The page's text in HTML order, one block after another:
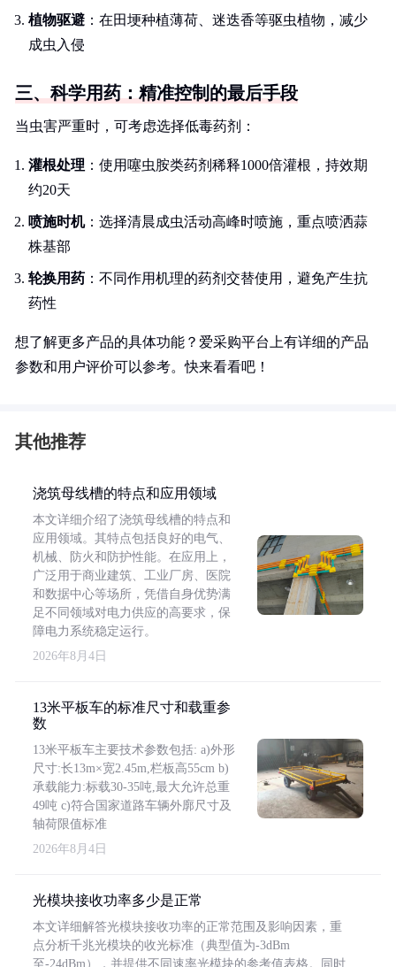
植物驱避 ：在田埂种植薄荷、迷迭香等驱虫植物，减少
成虫入侵
三、科学用药：精准控制的最后手段
当虫害严重时，可考虑选择低毒药剂：
灌根处理 ：使用噻虫胺类药剂稀释1000倍灌根，持效期
约20天
喷施时机：选择清晨成虫活动高峰时喷施，重点喷洒蒜
株基部
轮换用药 ：不同作用机理的药剂交替使用，避免产生抗
药性
想了解更多产品的具体功能？爱采购平台上有详细的产品
参数和用户评价可以参考。快来看看吧！
其他推荐
浇筑母线槽的特点和应用领域
本文详细介绍了浇筑母线槽的特点和
应用领域。其特点包括良好的电气、
机械、防火和防护性能。在应用上，
广泛用于商业建筑、工业厂房、医院
和数据中心等场所，凭借自身优势满
足不同领域对电力供应的高要求，保
障电力系统稳定运行。
2026年8月4日
13米平板车的标准尺寸和载重参
数
13米平板车主要技术参数包括: a)外形
尺寸:长13m×宽2.45m,栏板高55cm b)
承载能力:标载30-35吨,最大允许总重
49吨 c)符合国家道路车辆外廓尺寸及
轴荷限值标准
2026年8月4日
光模块接收功率多少是正常
本文详细解答光模块接收功率的正常范围及影响因素，重
点分析千兆光模块的收光标准（典型值为-3dBm
至-24dBm），并提供不同速率光模块的参考值表格。同时